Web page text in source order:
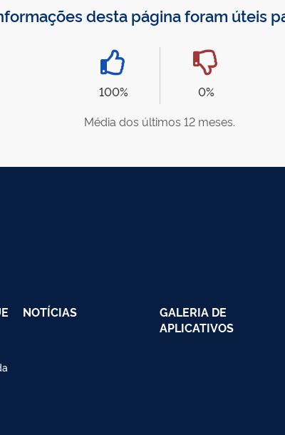
desta página foram úteis
100%
0%
Média dos últimos 12 meses.
NOTÍCIAS
GALERIA DE
APLICATIVOS